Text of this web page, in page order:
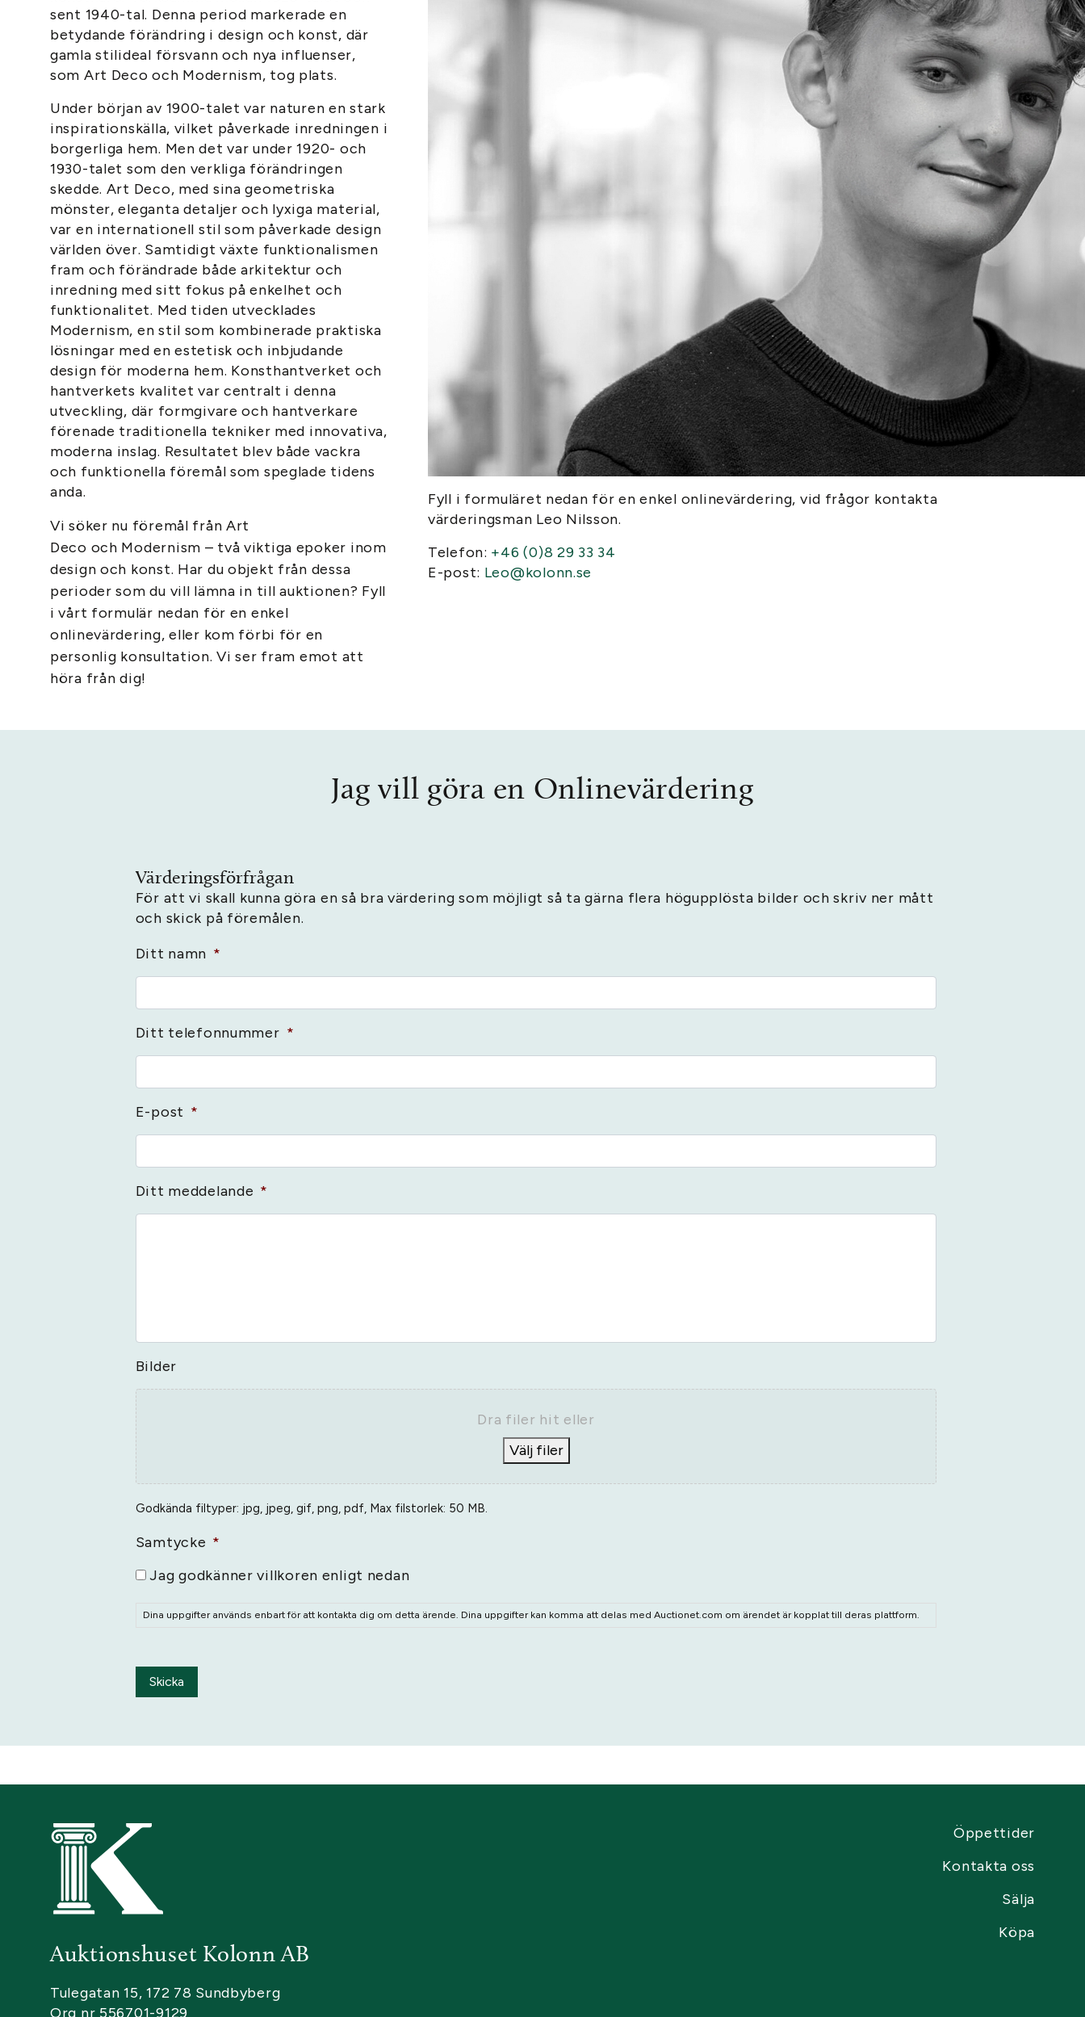
sent 1940-tal. Denna period markerade en
betydande förändring i design och konst, där
gamla stilideal försvann och nya influenser,
som Art Deco och Modernism, tog plats.
Under början av 1900-talet var naturen en stark
inspirationskälla, vilket påverkade inredningen i
borgerliga hem. Men det var under 1920- och
1930-talet som den verkliga förändringen
skedde. Art Deco, med sina geometriska
mönster, eleganta detaljer och lyxiga material,
var en internationell stil som påverkade design
världen över. Samtidigt växte funktionalismen
fram och förändrade både arkitektur och
inredning med sitt fokus på enkelhet och
funktionalitet. Med tiden utvecklades
Modernism, en stil som kombinerade praktiska
lösningar med en estetisk och inbjudande
design för moderna hem. Konsthantverket och
hantverkets kvalitet var centralt i denna
utveckling, där formgivare och hantverkare
förenade traditionella tekniker med innovativa,
moderna inslag. Resultatet blev både vackra
och funktionella föremål som speglade tidens
anda.
Vi söker nu föremål från Art
Deco och Modernism – två viktiga epoker inom
design och konst. Har du objekt från dessa
perioder som du vill lämna in till auktionen? Fyll
i vårt formulär nedan för en enkel
onlinevärdering, eller kom förbi för en
personlig konsultation. Vi ser fram emot att
höra från dig!
Fyll i formuläret nedan för en enkel onlinevärdering, vid frågor kontakta
värderingsman Leo Nilsson.
Telefon: +46 (0)8 29 33 34
E-post: Leo@kolonn.se
Jag vill göra en Onlinevärdering
Värderingsförfrågan
För att vi skall kunna göra en så bra värdering som möjligt så ta gärna flera högupplösta bilder och skriv ner mått
och skick på föremålen.
Ditt namn *
Ditt telefonnummer *
E-post *
Ditt meddelande *
Bilder
Dra filer hit eller
Välj filer
Godkända filtyper: jpg, jpeg, gif, png, pdf, Max filstorlek: 50 MB.
Samtycke *
Jag godkänner villkoren enligt nedan
Dina uppgifter används enbart för att kontakta dig om detta ärende. Dina uppgifter kan komma att delas med Auctionet.com om ärendet är kopplat till deras plattform.
Skicka
Auktionshuset Kolonn AB
Tulegatan 15, 172 78 Sundbyberg
Org nr 556701-9129
Öppettider
Kontakta oss
Sälja
Köpa